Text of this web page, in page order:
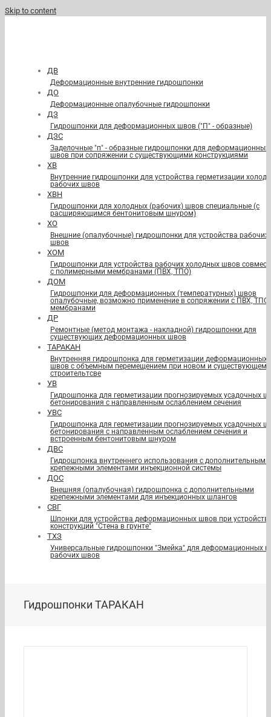
Skip to content
ДВ
Деформационные внутренние гидрошпонки
ДО
Деформационные опалубочные гидрошпонки
ДЗ
Гидрошпонки для деформационных швов ("П" - образные)
ДЗС
Заделочные "п" - образные гидрошпонки для деформационных
швов при сопряжении с существующими конструкциями
ХВ
Внутренние гидрошпонки для устройства герметизации
рабочих швов
ХВН
Гидрошпонки для холодных (рабочих) швов специальные (с
расширяющимся бентонитовым шнуром)
ХО
Внешние (опалубочные) гидрошпонки для устройства рабочих
швов
ХОМ
Гидрошпонки для устройства рабочих холодных швов
с полимерными мембранами (ПВХ, ТПО)
ДОМ
Гидрошпонки для деформационных (температурных) швов
опалубочные, возможно применение в сопряжении с ПВХ, ТПО
мембранами
ДР
Ремонтные (метод монтажа - накладной) гидрошпонки для
существующих деформационных швов
ТАРАКАН
Внутренняя гидрошпонка для герметизации деформационных
швов с объемным перемещением при новом и существующем
строительтсве
УВ
Гидрошпонка для герметизации прогнозируемых усадочных
бетонирования с направленным ослаблением сечения
УВС
Гидрошпонка для герметизации прогнозируемых усадочных
бетонирования с направленным ослаблением сечения и
встроенным бентонитовым шнуром
ДВС
Гидрошпонка внутреннего использования с дополнительными
крепежными элементами инъекционной системы
ДОС
Внешняя (опалубочная) гидрошпонка с дополнительными
крепежными элементами для инъекционных шлангов
СВГ
Шпонки для устройства деформационных швов при
конструкций "Стена в грунте"
ТХЗ
Универсальные гидрошпонки "Змейка" для деформационных и
рабочих швов
Гидрошпонки ТАРАКАН